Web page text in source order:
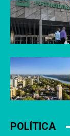
POLÍTICA